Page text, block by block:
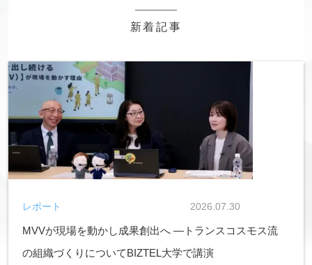
新着記事
MVVが現場を動かし成果創出へ ―トランスコスモス流
の組織づくりについてBIZTEL大学で講演
2026.07.30
レポート